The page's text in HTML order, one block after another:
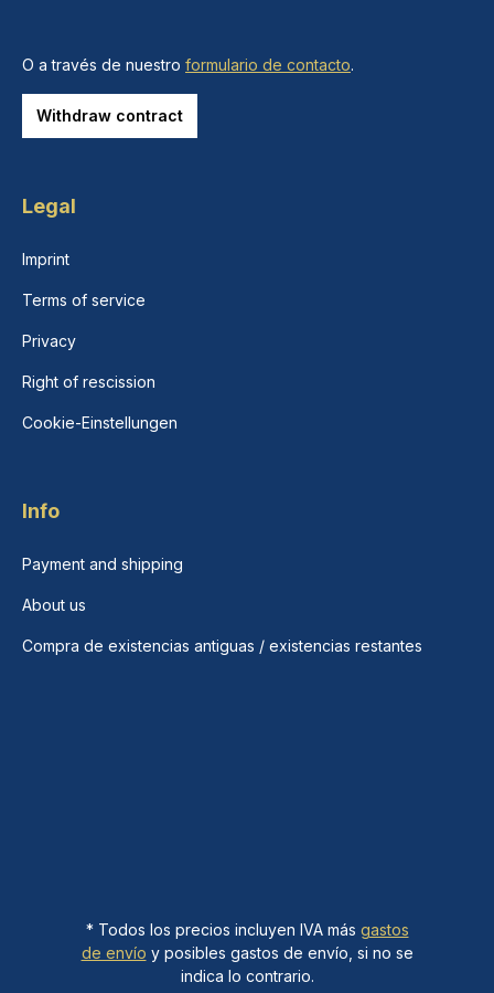
O a través de nuestro formulario de contacto.
Withdraw contract
Legal
Imprint
Terms of service
Privacy
Right of rescission
Cookie-Einstellungen
Info
Payment and shipping
About us
Compra de existencias antiguas / existencias restantes
* Todos los precios incluyen IVA más gastos
de envío y posibles gastos de envío, si no se
indica lo contrario.